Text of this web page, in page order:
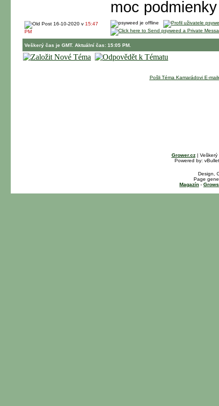
moc
16-10-2020 v 15:47
PM
Veškerý čas je GMT. Aktuální čas: 15:05 PM.
Pošli Téma Kamarádovi E-
Grower.cz| Veškerý
Powered by:
Design,
Page
Magazín -